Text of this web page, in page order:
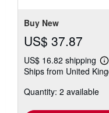
Buy New
US$ 37.87
US$ 16.82 shipping
Ships from United
Quantity: 2 available